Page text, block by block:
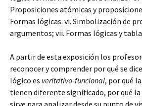
Proposiciones atómicas y
Formas lógicas. vi. Simbolización de
argumentos; vii. Formas lógicas y
A partir de esta exposición los
reconocer y comprender por qué se
lógico es veritativo-funcional, por qué
tienen diferente significado, por qué
sirve para analizar desde su punto de